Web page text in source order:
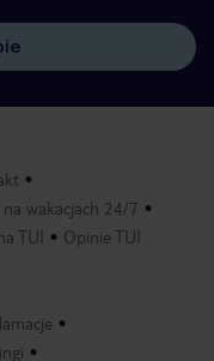
wakacjach 24/7
TUI Opinie TUI